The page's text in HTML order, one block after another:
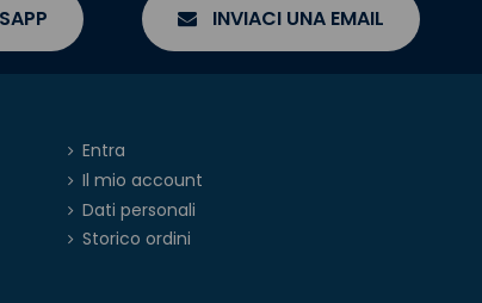
INVIACI UNA EMAIL
Entra
Il mio account
Dati personali
Storico ordini